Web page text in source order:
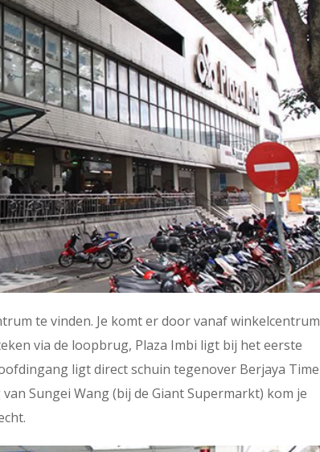
te vinden. Je komt er door vanaf winkelcentrum
via de loopbrug, Plaza Imbi ligt bij het eerste
ligt direct schuin tegenover Berjaya Time
Sungei Wang (bij de Giant Supermarkt) kom je